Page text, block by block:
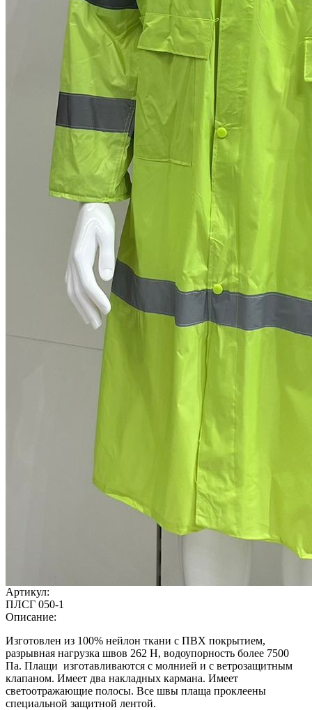
Артикул:
ПЛСГ 050-1
Описание:
Изготовлен из 100% нейлон ткани с ПВХ покрытием,
разрывная нагрузка швов 262 Н, водоупорность более 7500
Па. Плащи изготавливаются с молнией и с ветрозащитным
клапаном. Имеет два накладных кармана. Имеет
светоотражающие полосы. Все швы плаща проклеены
специальной защитной лентой.